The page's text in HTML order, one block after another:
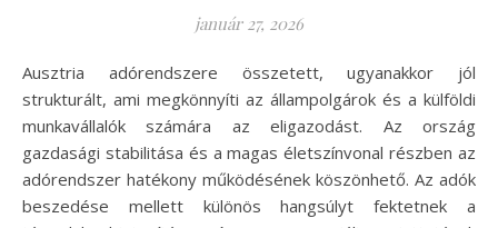
január 27, 2026
Ausztria adórendszere összetett, ugyanakkor jól
strukturált, ami megkönnyíti az állampolgárok és a külföldi
munkavállalók számára az eligazodást. Az ország
gazdasági stabilitása és a magas életszínvonal részben az
adórendszer hatékony működésének köszönhető. Az adók
beszedése mellett különös hangsúlyt fektetnek a